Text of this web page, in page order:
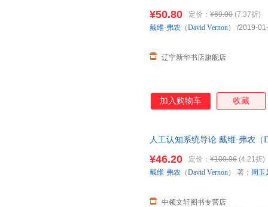
¥50.80 定价： ¥69.00 (7.37折)
辽宁新华书店旗舰店
戴维·弗农 （David Vernon） /2019-
加入购物车 收藏
人工认知系统导论 戴维·弗农（
¥46.20 定价： ¥109.96 (4.21折)
中领文轩图书专营店
戴维·弗农 （David Vernon） 著； 周玉